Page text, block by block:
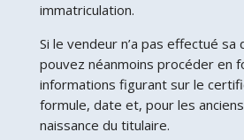
immatriculation.
Si le vendeur n’a pas effectué sa
pouvez néanmoins procéder en
informations figurant sur le
formule, date et, pour les
naissance du titulaire.